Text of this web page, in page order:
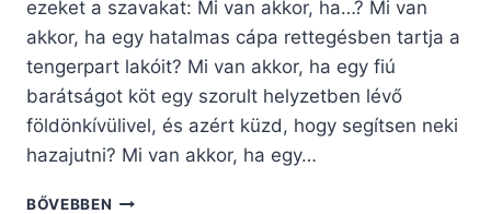
ezeket a szavakat: Mi van akkor, ha…? Mi van
akkor, ha egy hatalmas cápa rettegésben tartja a
tengerpart lakóit? Mi van akkor, ha egy fiú
barátságot köt egy szorult helyzetben lévő
földönkívülivel, és azért küzd, hogy segítsen neki
hazajutni? Mi van akkor, ha egy…
BŐVEBBEN